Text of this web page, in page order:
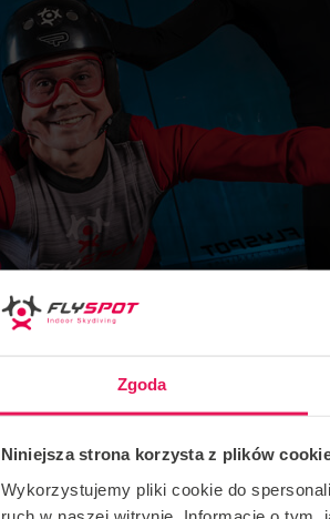
Zgoda
Niniejsza strona korzysta z plików
Wykorzystujemy pliki cookie do